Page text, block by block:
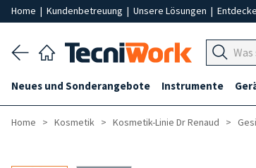
Home | Kundenbetreuung | Unsere Lösungen |
Neues und Sonderangebote Instrumente
Home Kosmetik Kosmetik-Linie Dr Renaud